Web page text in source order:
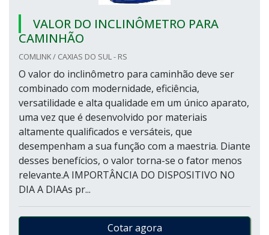
VALOR DO INCLINÔMETRO PARA
CAMINHÃO
COMLINK / CAXIAS DO SUL - RS
O valor do inclinômetro para caminhão deve ser
combinado com modernidade, eficiência,
versatilidade e alta qualidade em um único aparato,
uma vez que é desenvolvido por materiais
altamente qualificados e versáteis, que
desempenham a sua função com a maestria. Diante
desses benefícios, o valor torna-se o fator menos
relevante.A IMPORTÂNCIA DO DISPOSITIVO NO
DIA A DIAAs pr...
Cotar agora